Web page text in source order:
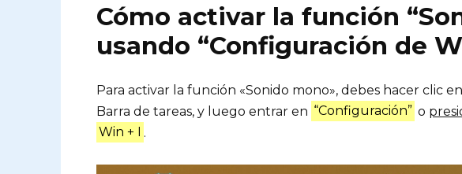
Cómo activar la función
usando “Configuración de
Para activar la función «Sonido mono», debes hacer clic
Barra de tareas, y luego entrar en “Configuración” o
Win + I
.